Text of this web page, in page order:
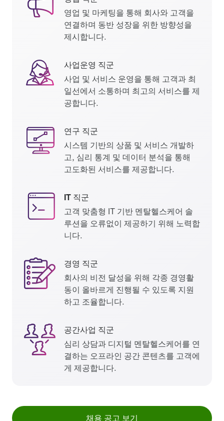
영업 및 마케팅을 통해 회사와 고객을
연결하며 동반 성장을 위한 방향성을
제시합니다.
사업운영 직군
사업 및 서비스 운영을 통해 고객과 최
일선에서 소통하며 최고의 서비스를 제
공합니다.
연구 직군
시스템 기반의 상품 및 서비스 개발하
고, 심리 통계 및 데이터 분석을 통해
고도화된 서비스를 제공합니다.
IT 직군
고객 맞춤형 IT 기반 멘탈헬스케어 솔
루션을 오류없이 제공하기 위해 노력합
니다.
경영 직군
회사의 비전 달성을 위해 각종 경영활
동이 올바르게 진행될 수 있도록 지원
하고 조율합니다.
공간사업 직군
심리 상담과 디지털 멘탈헬스케어를 연
결하는 오프라인 공간 콘텐츠를 고객에
게 제공합니다.
채용 공고 보기